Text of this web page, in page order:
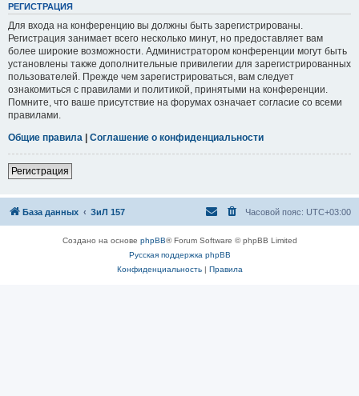
РЕГИСТРАЦИЯ
Для входа на конференцию вы должны быть зарегистрированы.
Регистрация занимает всего несколько минут, но предоставляет вам
более широкие возможности. Администратором конференции могут быть
установлены также дополнительные привилегии для зарегистрированных
пользователей. Прежде чем зарегистрироваться, вам следует
ознакомиться с правилами и политикой, принятыми на конференции.
Помните, что ваше присутствие на форумах означает согласие со всеми
правилами.
Общие правила | Соглашение о конфиденциальности
Регистрация
База данных ЗиЛ 157 Часовой пояс: UTC+03:00
Создано на основе phpBB® Forum Software © phpBB Limited
Русская поддержка phpBB
Конфиденциальность| Правила